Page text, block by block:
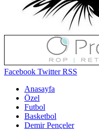
Facebook TwitterRSS
Anasayfa
Özel
Futbol
Basketbol
Demir Pençeler